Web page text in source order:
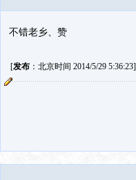
不错老乡、赞
[发布：北京时间 2014/5/29 5:36:23]